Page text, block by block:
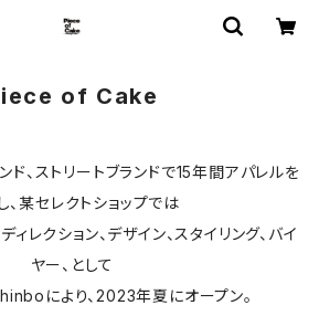
of Cake
、ストリートブランドで15年間アパレルを
、某セレクトショップでは
ィレクション、デザイン、スタイリング、バイ
ヤー、として
により、2023年夏にオープン。